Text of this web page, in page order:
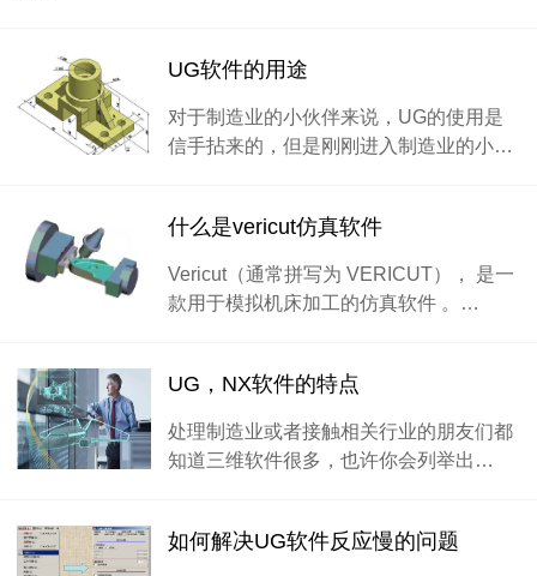
UG软件的用途
对于制造业的小伙伴来说，UG的使用是
信手拈来的，但是刚刚进入制造业的小…
什么是vericut仿真软件
Vericut（通常拼写为 VERICUT）， 是一
款用于模拟机床加工的仿真软件 。…
UG，NX软件的特点
处理制造业或者接触相关行业的朋友们都
知道三维软件很多，也许你会列举出…
如何解决UG软件反应慢的问题